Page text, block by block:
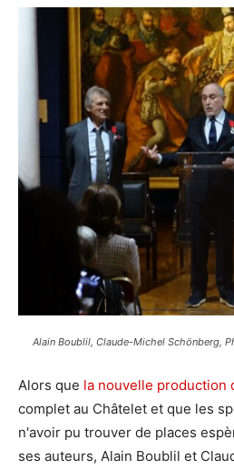
Alain Boublil, Claude-Michel Schönberg,
Alors que la nouvelle production
complet au Châtelet et que les
n'avoir pu trouver de places
ses auteurs, Alain Boublil et